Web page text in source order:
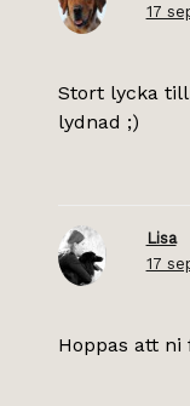
17
Stort lycka
lydnad ;)
Lisa
17
Hoppas att ni